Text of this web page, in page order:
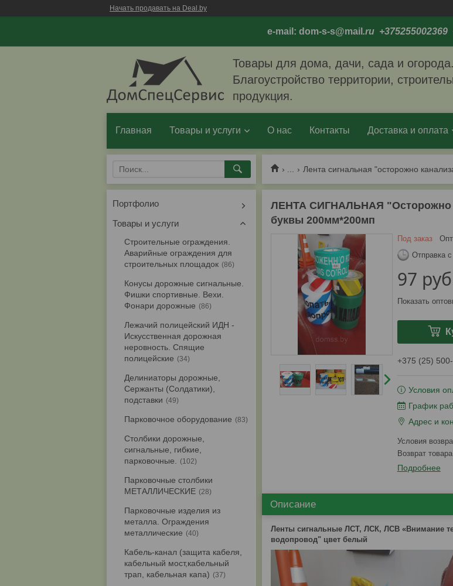
Начать продавать на Deal.by
e-mail: dom-s-s@mail .ru +375255002369
Товары для дома, дачи, сада и огорода.
Благоустройство территории,
продукция.
Главная Товары и услуги О нас Контакты Доставка и оплата
Лента сигнальная "осторожно
ЛЕНТА СИГНАЛЬНАЯ "Осторожно
буквы 200мм*200мп
Под заказ
Отправка
97
Показать
+375 (25)
Условия
График
Адрес и
возврат
Подробнее
Описание
Ленты сигнальные ЛСТ, ЛСК, ЛСВ «Внимание
водопровод" цвет белый
Портфолио
Товары и услуги
Строительные ограждения.
Аварийные ограждения для
строительных площадок
86
Конусы дорожные сигнальные.
Фишки спортивные. Вехи.
Фонари дорожные
86
Лежачий полицейский ИДН -
Искусственная дорожная
неровность. Спящие
полицейские
34
Делиниаторы дорожные,
Сержанты (Солдатики),
подставки
49
Парковочное оборудование 83
Столбики дорожные,
сигнальные, гибкие,
парковочные.
102
Парковочные столбики
МЕТАЛЛИЧЕСКИЕ
28
Парковочные изделия из
металла. Ограждения
металлические
40
Кабель-канал (защита кабеля,
кабельный мост,кабельный
трап, кабельная капа)
37